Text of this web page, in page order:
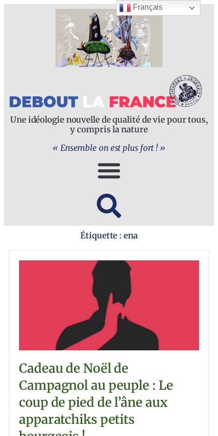
Une idéologie nouvelle de qualité de vie pour tous,
y compris la nature
« Ensemble on est plus fort ! »
Étiquette : ena
Cadeau de Noël de
Campagnol au peuple : Le
coup de pied de l’âne aux
apparatchiks petits
Français